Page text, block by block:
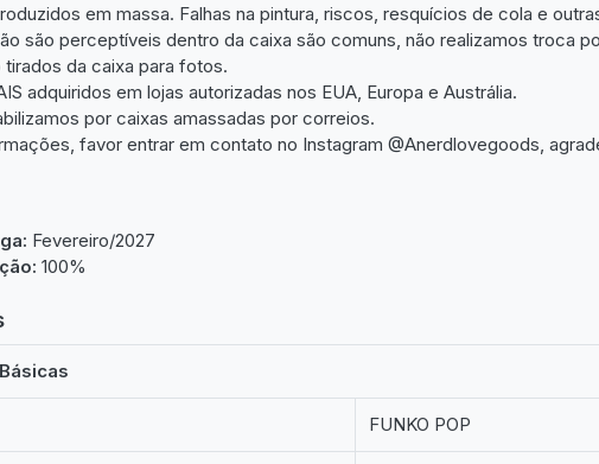
em massa. Falhas na pintura, riscos, resquícios de cola e
são perceptíveis dentro da caixa são comuns, não realizamos troca
tirados da caixa para fotos.
adquiridos em lojas autorizadas nos EUA, Europa e Austrália.
por caixas amassadas por correios.
favor entrar em contato no Instagram @Anerdlovegoods,
Fevereiro/2027
100%
FUNKO POP